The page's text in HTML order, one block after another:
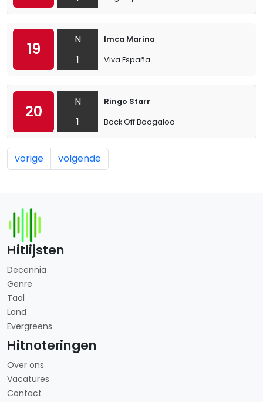
19
N
1
Imca Marina
Viva España
20
N
1
Ringo Starr
Back Off Boogaloo
vorige volgende
Hitlijsten
Decennia
Genre
Taal
Land
Evergreens
Hitnoteringen
Over ons
Vacatures
Contact